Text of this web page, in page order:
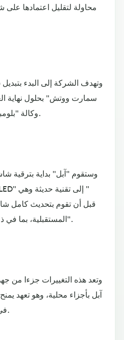
محاولة لتقليل اعتمادها على
وتهدف الشركة إلى البدء
سمارت ووتش" بحلول نهاية
وكالة "بلومبرغ" عن أشخاص مطلعين.
وستقوم "آبل" بداية بترقية
المستقبلية، بما في ذلك شاشات هواتف "آيفون".
وتعد هذه التغييرات جزءا من
آبل بأجزاء محلية، وهو تعهد
في تصميم منتجاتها وقدراتها.